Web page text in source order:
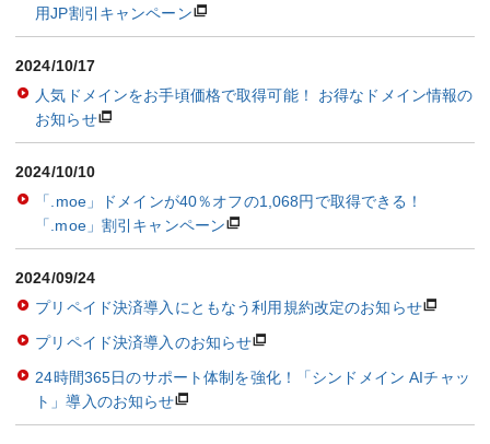
用JP割引キャンペーン
2024/10/17
人気ドメインをお手頃価格で取得可能！ お得なドメイン情報の
お知らせ
2024/10/10
「.moe」ドメインが40％オフの1,068円で取得できる！
「.moe」割引キャンペーン
2024/09/24
プリペイド決済導入にともなう利用規約改定のお知らせ
プリペイド決済導入のお知らせ
24時間365日のサポート体制を強化！「シンドメイン AIチャッ
ト」導入のお知らせ